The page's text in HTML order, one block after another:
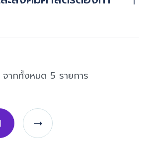
ากทั้งหมด 5 รายการ